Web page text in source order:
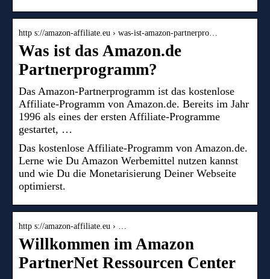
http s://amazon-affiliate.eu › was-ist-amazon-partnerpro…
Was ist das Amazon.de
Partnerprogramm?
Das Amazon-Partnerprogramm ist das kostenlose
Affiliate-Programm von Amazon.de. Bereits im Jahr
1996 als eines der ersten Affiliate-Programme
gestartet, …
Das kostenlose Affiliate-Programm von Amazon.de.
Lerne wie Du Amazon Werbemittel nutzen kannst
und wie Du die Monetarisierung Deiner Webseite
optimierst.
http s://amazon-affiliate.eu › …
Willkommen im Amazon
PartnerNet Ressourcen Center